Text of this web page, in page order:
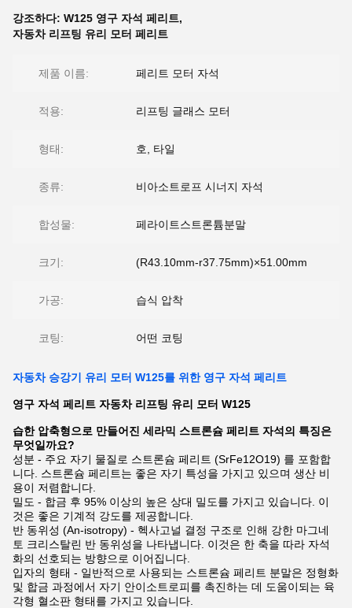
강조하다: W125 영구 자석 페리트,
자동차 리프팅 유리 모터 페리트
제품 이름: 페리트 모터 자석
적용: 리프팅 글래스 모터
형태: 호, 타일
종류: 비아소트로프 시너지 자석
합성물: 페라이트스트론튬분말
크기: (R43.10mm-r37.75mm)×51.00mm
가공: 습식 압착
코팅: 어떤 코팅
자동차 승강기 유리 모터 W125를 위한 영구 자석 페리트
영구 자석 페리트 자동차 리프팅 유리 모터 W125
습한 압축형으로 만들어진 세라믹 스트론슘 페리트 자석의 특징은
무엇일까요?
성분 - 주요 자기 물질로 스트론슘 페리트 (SrFe12O19) 를 포함합
니다. 스트론슘 페리트는 좋은 자기 특성을 가지고 있으며 생산 비
용이 저렴합니다.
밀도 - 합금 후 95% 이상의 높은 상대 밀도를 가지고 있습니다. 이
것은 좋은 기계적 강도를 제공합니다.
반 동위성 (An-isotropy) - 헥사고널 결정 구조로 인해 강한 마그네
토 크리스탈린 반 동위성을 나타냅니다. 이것은 한 축을 따라 자석
화의 선호되는 방향으로 이어집니다.
입자의 형태 - 일반적으로 사용되는 스트론슘 페리트 분말은 정형화
및 합금 과정에서 자기 안이소트로피를 촉진하는 데 도움이되는 육
각형 혈소판 형태를 가지고 있습니다.